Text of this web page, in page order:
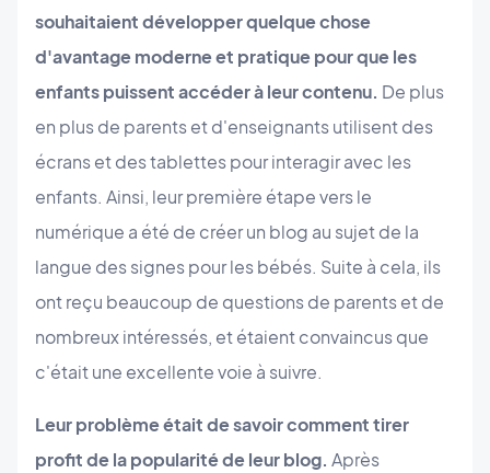
souhaitaient développer quelque chose
d'avantage moderne et pratique pour que les
enfants puissent accéder à leur contenu. De plus
en plus de parents et d'enseignants utilisent des
écrans et des tablettes pour interagir avec les
enfants. Ainsi, leur première étape vers le
numérique a été de créer un blog au sujet de la
langue des signes pour les bébés. Suite à cela, ils
ont reçu beaucoup de questions de parents et de
nombreux intéressés, et étaient convaincus que
c'était une excellente voie à suivre.
Leur problème était de savoir comment tirer
profit de la popularité de leur blog. Après